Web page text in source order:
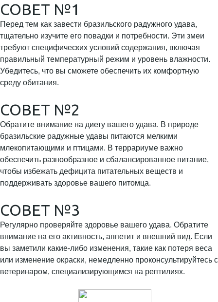
СОВЕТ №1
Перед тем как завести бразильского радужного удава,
тщательно изучите его повадки и потребности. Эти змеи
требуют специфических условий содержания, включая
правильный температурный режим и уровень влажности.
Убедитесь, что вы сможете обеспечить их комфортную
среду обитания.
СОВЕТ №2
Обратите внимание на диету вашего удава. В природе
бразильские радужные удавы питаются мелкими
млекопитающими и птицами. В террариуме важно
обеспечить разнообразное и сбалансированное питание,
чтобы избежать дефицита питательных веществ и
поддерживать здоровье вашего питомца.
СОВЕТ №3
Регулярно проверяйте здоровье вашего удава. Обратите
внимание на его активность, аппетит и внешний вид. Если
вы заметили какие-либо изменения, такие как потеря веса
или изменение окраски, немедленно проконсультируйтесь с
ветеринаром, специализирующимся на рептилиях.